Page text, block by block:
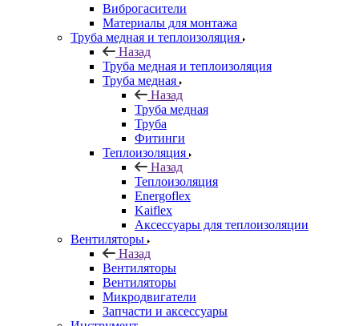
Виброгасители
Материалы для монтажа
Труба медная и теплоизоляция
Назад
Труба медная и теплоизоляция
Труба медная
Назад
Труба медная
Труба
Фитинги
Теплоизоляция
Назад
Теплоизоляция
Energoflex
Kaiflex
Аксессуары для теплоизоляции
Вентиляторы
Назад
Вентиляторы
Вентиляторы
Микродвигатели
Запчасти и аксессуары